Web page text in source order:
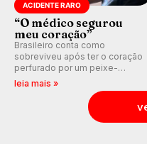
ACIDENTE RARO
“O médico segurou
meu coração”
Brasileiro conta como
sobreviveu após ter o coração
perfurado por um peixe-
agulha enquanto surfava na
leia mais »